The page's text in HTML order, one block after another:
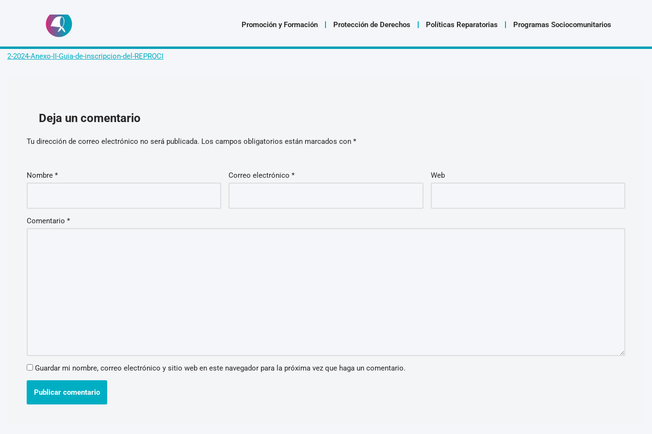
al
Promoción y Formación Protección de Derechos Políticas Reparatorias Programas Sociocomunitarios
2-2024-Anexo-II-Guia-de-inscripcion-del-REPROCI
Deja un comentario
Tu dirección de correo electrónico no será publicada. Los campos obligatorios están marcados con *
Nombre * Correo electrónico* Web
Comentario *
Guardar mi nombre, correo electrónico y sitio web en este navegador para la próxima vez que haga un comentario.